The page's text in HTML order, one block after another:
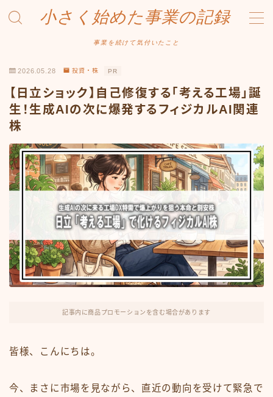
小さく始めた事業の記録
事業を続けて気付いたこと
Amazonせどり
出品ノウハウ
フリマ物販
Yahoo出品
メルカリ販売
投資・株
FX・仮想通貨
リスキング・ラーニング
2026.05.28 投資・株 PR
【日立ショック】自己修復する「考える工場」誕
生！生成AIの次に爆発するフィジカルAI関連
株
記事内に商品プロモーションを含む場合があります
皆様、こんにちは。
今、まさに市場を見ながら、直近の動向を受けて緊急で